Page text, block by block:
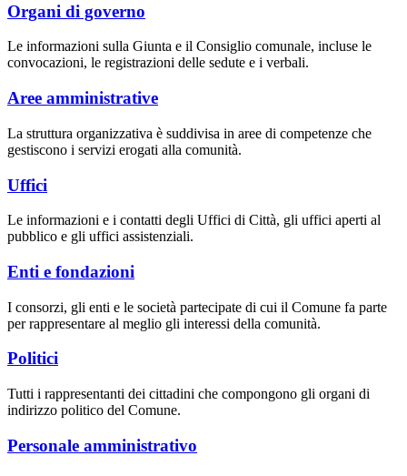
Organi di governo
Le informazioni sulla Giunta e il Consiglio comunale, incluse le
convocazioni, le registrazioni delle sedute e i verbali.
Aree amministrative
La struttura organizzativa è suddivisa in aree di competenze che
gestiscono i servizi erogati alla comunità.
Uffici
Le informazioni e i contatti degli Uffici di Città, gli uffici aperti al
pubblico e gli uffici assistenziali.
Enti e fondazioni
I consorzi, gli enti e le società partecipate di cui il Comune fa parte
per rappresentare al meglio gli interessi della comunità.
Politici
Tutti i rappresentanti dei cittadini che compongono gli organi di
indirizzo politico del Comune.
Personale amministrativo